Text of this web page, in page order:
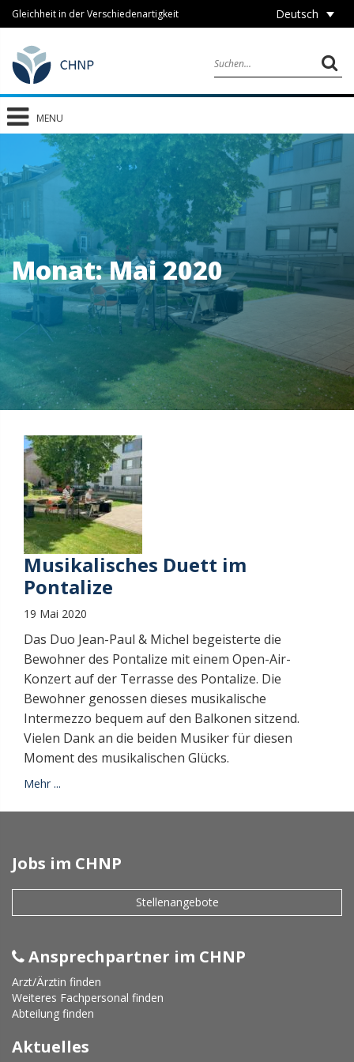
Gleichheit in der Verschiedenartigkeit Deutsch
MENU
Monat:Mai 2020
Musikalisches Duett im
Pontalize
19 Mai 2020
Das Duo Jean-Paul & Michel begeisterte die
Bewohner des Pontalize mit einem Open-Air-
Konzert auf der Terrasse des Pontalize. Die
Bewohner genossen dieses musikalische
Intermezzo bequem auf den Balkonen sitzend.
Vielen Dank an die beiden Musiker für diesen
Moment des musikalischen Glücks.
Mehr ...
Jobs im CHNP
Stellenangebote
Ansprechpartner im CHNP
Arzt/Ärztin finden
Weiteres Fachpersonal finden
Abteilung finden
Aktuelles